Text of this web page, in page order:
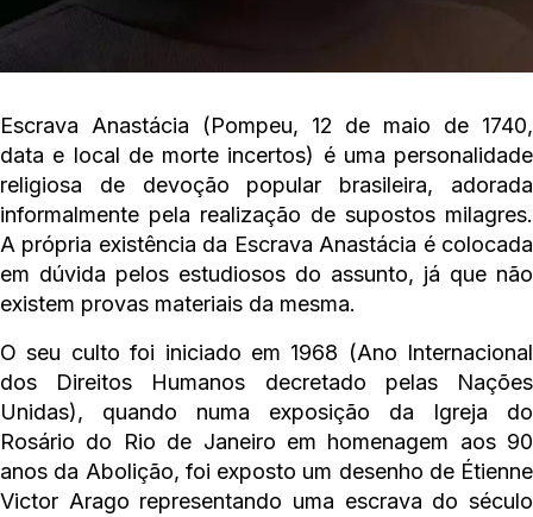
Escrava Anastácia (Pompeu, 12 de maio de 1740,
data e local de morte incertos) é uma personalidade
religiosa de devoção popular brasileira, adorada
informalmente pela realização de supostos milagres.
A própria existência da Escrava Anastácia é colocada
em dúvida pelos estudiosos do assunto, já que não
existem provas materiais da mesma.
O seu culto foi iniciado em 1968 (Ano Internacional
dos Direitos Humanos decretado pelas Nações
Unidas), quando numa exposição da Igreja do
Rosário do Rio de Janeiro em homenagem aos 90
anos da Abolição, foi exposto um desenho de Étienne
Victor Arago representando uma escrava do século